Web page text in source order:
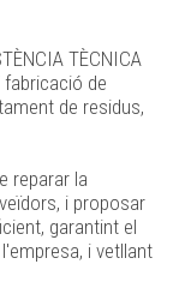
TÈCNICA
fabricació de
de residus,
reparar la
i proposar
garantint el
i vetllant